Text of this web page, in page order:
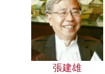
張建雄